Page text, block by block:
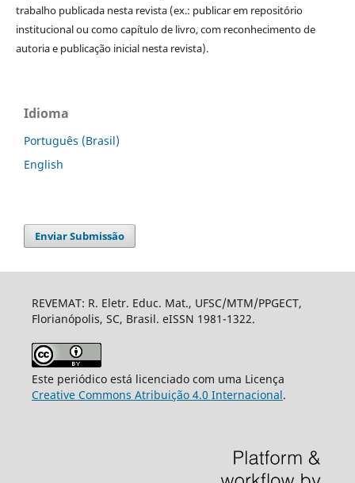
trabalho publicada nesta revista (ex.: publicar em repositório
institucional ou como capítulo de livro, com reconhecimento de
autoria e publicação inicial nesta revista).
Idioma
Português (Brasil)
English
Enviar Submissão
REVEMAT: R. Eletr. Educ. Mat., UFSC/MTM/PPGECT,
Florianópolis, SC, Brasil. eISSN 1981-1322.
Este periódico está licenciado com uma Licença
Creative Commons Atribuição 4.0 Internacional.